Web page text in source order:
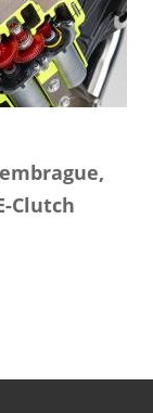
Clutch